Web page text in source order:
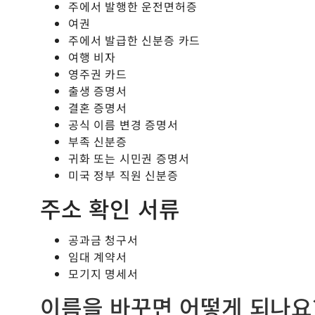
주에서 발행한 운전면허증
여권
주에서 발급한 신분증 카드
여행 비자
영주권 카드
출생 증명서
결혼 증명서
공식 이름 변경 증명서
부족 신분증
귀화 또는 시민권 증명서
미국 정부 직원 신분증
주소 확인 서류
공과금 청구서
임대 계약서
모기지 명세서
이름을 바꾸면 어떻게 되나